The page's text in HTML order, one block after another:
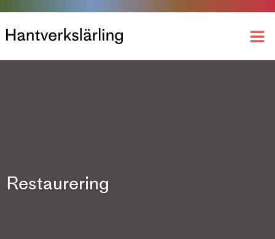
Restaurering